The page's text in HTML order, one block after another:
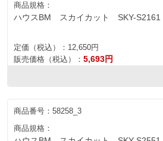
商品規格：
ハウスBM スカイカット SKY-S2161
定価（税込）： 12,650円
販売価格（税込）： 5,693円
商品番号： 58258_3
商品規格：